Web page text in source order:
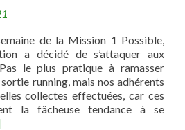
de la Mission 1 Possible,
a décidé de s’attaquer aux
le plus pratique à ramasser
running, mais nos adhérents
collectes effectuées, car ces
la fâcheuse tendance à se